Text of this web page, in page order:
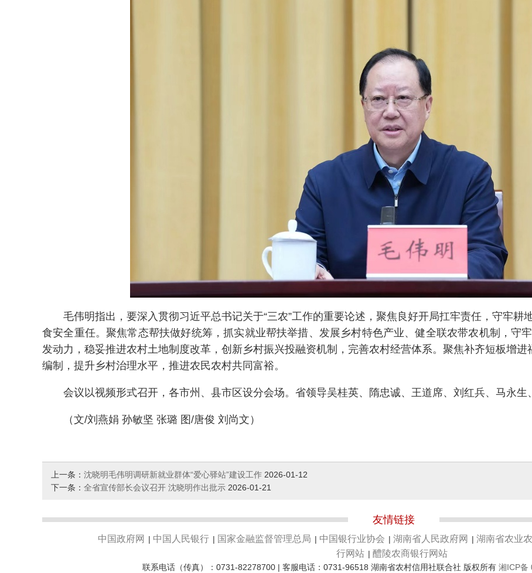
毛伟明指出，要深入贯彻习近平总书记关于“三农”工作的重要论述，聚焦良好开局扛牢责任，守牢耕
食安全重任。聚焦常态帮扶做好统筹，抓实就业帮扶举措、发展乡村特色产业、健全联农带农机制，守
发动力，稳妥推进农村土地制度改革，创新乡村振兴投融资机制，完善农村经营体系。聚焦补齐短板增进
编制，提升乡村治理水平，推进农民农村共同富裕。
会议以视频形式召开，各市州、县市区设分会场。省领导吴桂英、隋忠诚、王道席、刘红兵、马永生
（文/刘燕娟 孙敏坚 张璐 图/唐俊 刘尚文）
上一条： 沈晓明毛伟明调研新就业群体“爱心驿站”建设工作 2026-01-12
下一条： 全省宣传部长会议召开 沈晓明作出批示 2026-01-21
友情链接
中国政府网 | 中国人民银行 | 国家金融监督管理总局 | 中国银行业协会 | 湖南省人民政府网 | 湖南省农业
行网站 | 醴陵农商银行网站
联系电话（传真）：0731-82278700 | 客服电话：0731-96518 湖南省农村信用社联合社 版权所有 湘ICP备